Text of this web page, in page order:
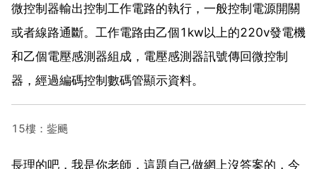
微控制器輸出控制工作電路的執行，一般控制電源開關
或者線路通斷。工作電路由乙個1kw以上的220v發電機
和乙個電壓感測器組成，電壓感測器訊號傳回微控制
器，經過編碼控制數碼管顯示資料。
15樓：鈭颺
長理的吧，我是你老師，這題自己做網上沒答案的，今